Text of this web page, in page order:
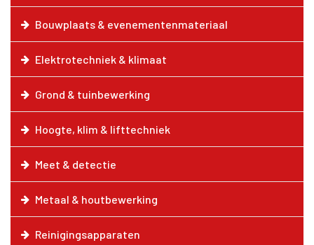
Bouwplaats & evenementenmateriaal
Elektrotechniek & klimaat
Grond & tuinbewerking
Hoogte, klim & lifttechniek
Meet & detectie
Metaal & houtbewerking
Reinigingsapparaten